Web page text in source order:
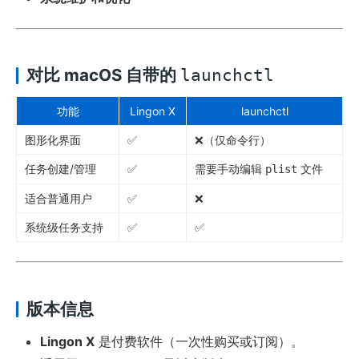
对比 macOS 自带的 launchctl
功能 Lingon X launchctl
图形化界面 ✅ ❌（仅命令行）
任务创建/管理 ✅ 需要手动编辑 plist 文件
适合普通用户 ✅ ❌
系统级任务支持 ✅ ✅
版本信息
Lingon X 是付费软件（一次性购买或订阅）。